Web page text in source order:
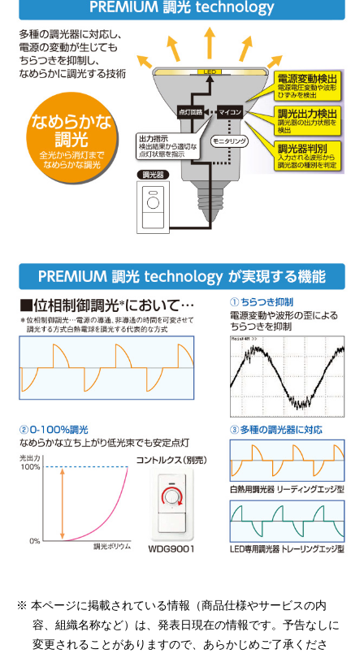
※ 本ページに掲載されている情報（商品仕様やサービスの内
容、組織名称など）は、発表日現在の情報です。予告なしに
変更されることがありますので、あらかじめご了承くださ